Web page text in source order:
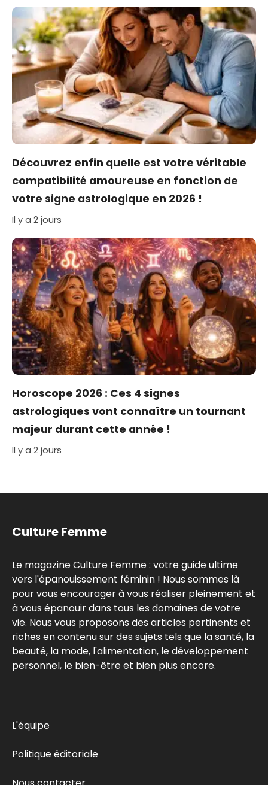
Découvrez enfin quelle est votre véritable
compatibilité amoureuse en fonction de
votre signe astrologique en 2026 !
Il y a 2 jours
Horoscope 2026 : Ces 4 signes
astrologiques vont connaître un tournant
majeur durant cette année !
Il y a 2 jours
Culture Femme
Le magazine Culture Femme : votre guide ultime
vers l'épanouissement féminin ! Nous sommes là
pour vous encourager à vous réaliser pleinement et
à vous épanouir dans tous les domaines de votre
vie. Nous vous proposons des articles pertinents et
riches en contenu sur des sujets tels que la santé, la
beauté, la mode, l'alimentation, le développement
personnel, le bien-être et bien plus encore.
L'équipe
Politique éditoriale